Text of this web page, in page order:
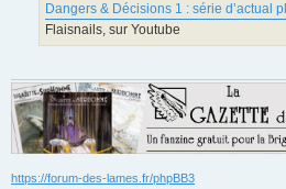
Dangers & Décisions 1 : série d’actual
Flaisnails, sur Youtube
https://forum-des-lames.fr/phpBB3